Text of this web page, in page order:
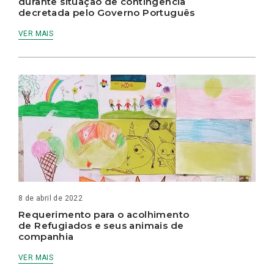
decretada pelo Governo Português
VER MAIS
8 de abril de 2022
Requerimento para o acolhimento
de Refugiados e seus animais de
companhia
VER MAIS